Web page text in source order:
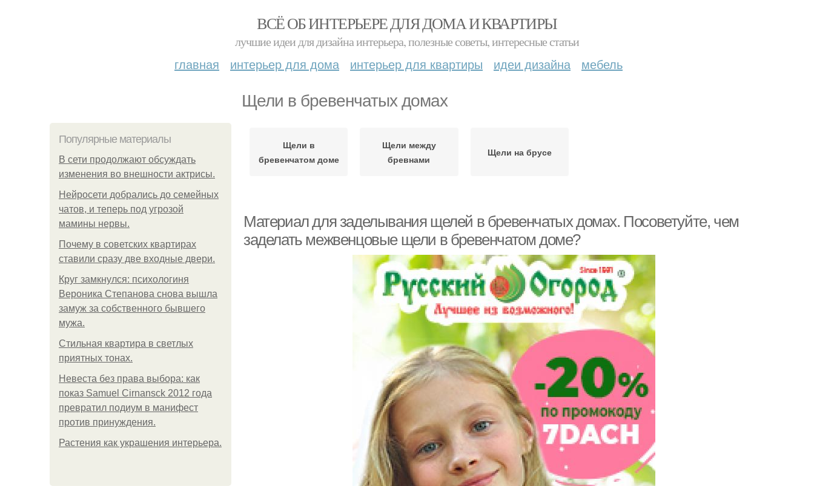
ВСЁ ОБ ИНТЕРЬЕРЕ ДЛЯ ДОМА И КВАРТИРЫ
лучшие идеи для дизайна интерьера, полезные советы, интересные статьи
главная интерьер для дома интерьер для квартиры идеи дизайна мебель
Щели в бревенчатых домах
Популярные материалы
В сети продолжают обсуждать
изменения во внешности актрисы.
Нейросети добрались до семейных
чатов, и теперь под угрозой
мамины нервы.
Почему в советских квартирах
ставили сразу две входные двери.
Круг замкнулся: психологиня
Вероника Степанова снова вышла
замуж за собственного бывшего
мужа.
Стильная квартира в светлых
приятных тонах.
Невеста без права выбора: как
показ Samuel Cirnansck 2012 года
превратил подиум в манифест
против принуждения.
Растения как украшения интерьера.
Щели в
бревенчатом доме
Щели между
бревнами
Щели на брусе
Материал для заделывания щелей в бревенчатых домах. Посоветуйте, чем
заделать межвенцовые щели в бревенчатом доме?